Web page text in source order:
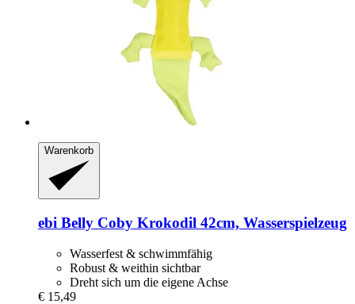
Warenkorb
ebi Belly Coby Krokodil 42cm, Wasserspielzeug
Wasserfest & schwimmfähig
Robust & weithin sichtbar
Dreht sich um die eigene Achse
€ 15,49